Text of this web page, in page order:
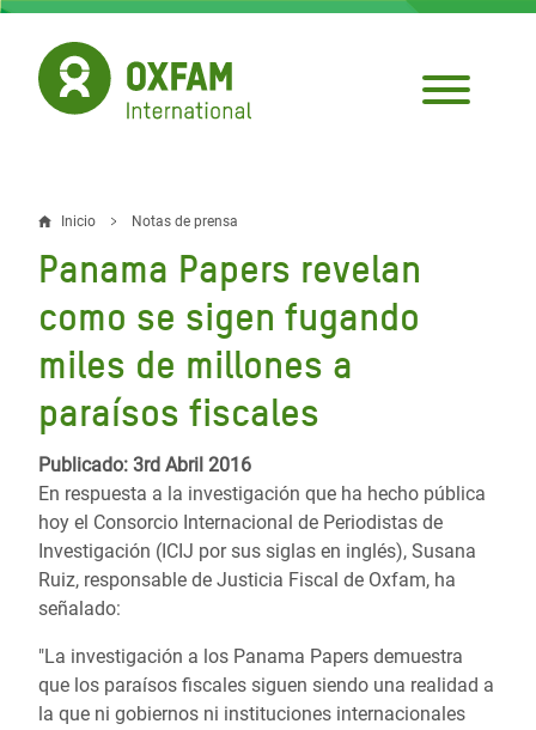
Pasar
contenido
principal
Sobrescribir
enlaces
de
ayuda
a
la
navegación
Inicio Notas de prensa
Panama Papers revelan
como se sigen fugando
miles de millones a
paraísos fiscales
Publicado: 3rd Abril 2016
En respuesta a la investigación que ha hecho pública
hoy el Consorcio Internacional de Periodistas de
Investigación (ICIJ por sus siglas en inglés), Susana
Ruiz, responsable de Justicia Fiscal de Oxfam, ha
señalado:
"La investigación a los Panama Papers demuestra
que los paraísos fiscales siguen siendo una realidad a
la que ni gobiernos ni instituciones internacionales